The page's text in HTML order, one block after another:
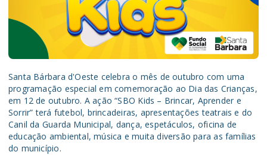
Santa Bárbara d'Oeste celebra o mês de outubro com uma
programação especial em comemoração ao Dia das Crianças,
em 12 de outubro. A ação “SBO Kids – Brincar, Aprender e
Sorrir” terá futebol, brincadeiras, apresentações teatrais e do
Canil da Guarda Municipal, dança, espetáculos, oficina de
educação ambiental, música e muita diversão para as famílias
do município.